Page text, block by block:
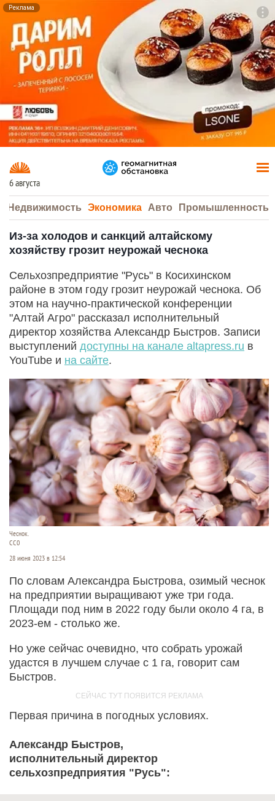
Реклама
6 августа
Недвижимость Экономика Авто Промышленность
Из-за холодов и санкций алтайскому
хозяйству грозит неурожай чеснока
Сельхозпредприятие "Русь" в Косихинском
районе в этом году грозит неурожай чеснока. Об
этом на научно-практической конференции
"Алтай Агро" рассказал исполнительный
директор хозяйства Александр Быстров. Записи
выступлений доступны на канале altapress.ru в
YouTube и на сайте.
Чеснок.
СС0
28 июня 2023 в 12:54
По словам Александра Быстрова, озимый чеснок
на предприятии выращивают уже три года.
Площади под ним в 2022 году были около 4 га, в
2023-ем - столько же.
Но уже сейчас очевидно, что собрать урожай
удастся в лучшем случае с 1 га, говорит сам
Быстров.
Первая причина в погодных условиях.
Александр Быстров,
исполнительный директор
сельхозпредприятия "Русь":